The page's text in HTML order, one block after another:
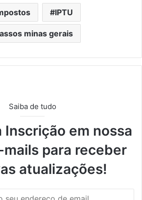
IPTU
minas gerais
Saiba de tudo
Inscrição em nossa
para receber
atualizações!